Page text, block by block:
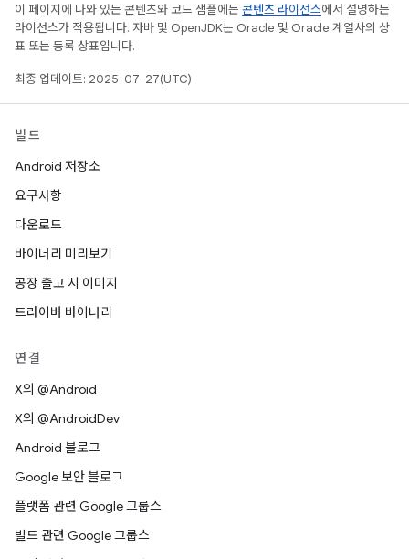
이 페이지에 나와 있는 콘텐츠와 코드 샘플에는 콘텐츠 라이선스에서 설명하는
라이선스가 적용됩니다. 자바 및 OpenJDK는 Oracle 및 Oracle 계열사의 상
표 또는 등록 상표입니다.
최종 업데이트: 2025-07-27(UTC)
빌드
Android 저장소
요구사항
다운로드
바이너리 미리보기
공장 출고 시 이미지
드라이버 바이너리
연결
X의 @Android
X의 @AndroidDev
Android 블로그
Google 보안 블로그
플랫폼 관련 Google 그룹스
빌드 관련 Google 그룹스